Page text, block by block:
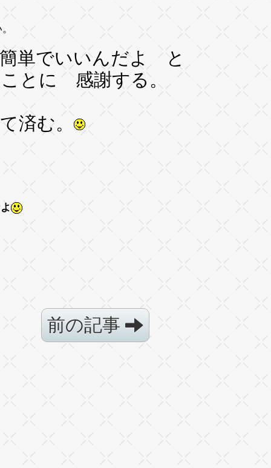
単でいいんだよ と
いことに 感謝する。
済む。
前の記事